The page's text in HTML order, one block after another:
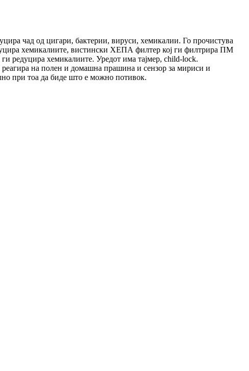
чад од цигари, бактерии, вируси, хемикалии. Го прочистува
хемикалиите, вистински ХЕПА филтер кој ги филтрира ПМ
редуцира хемикалиите. Уредот има тајмер, child-lock.
на полен и домашна прашина и сензор за мириси и
при тоа да биде што е можно потивок.